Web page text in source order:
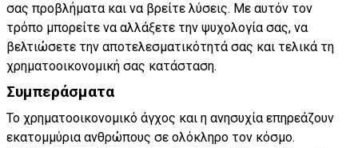
σας προβλήματα και να βρείτε λύσεις. Με αυτόν τον
τρόπο μπορείτε να αλλάξετε την ψυχολογία σας, να
βελτιώσετε την αποτελεσματικότητά σας και τελικά τη
χρηματοοικονομική σας κατάσταση.
Συμπεράσματα
Το χρηματοοικονομικό άγχος και η ανησυχία επηρεάζουν
εκατομμύρια ανθρώπους σε ολόκληρο τον κόσμο.